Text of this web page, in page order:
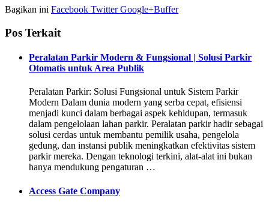
Bagikan ini Facebook TwitterGoogle+Buffer
Pos Terkait
Peralatan Parkir Modern & Fungsional | Solusi Parkir
Otomatis untuk Area Publik
Peralatan Parkir: Solusi Fungsional untuk Sistem Parkir
Modern Dalam dunia modern yang serba cepat, efisiensi
menjadi kunci dalam berbagai aspek kehidupan, termasuk
dalam pengelolaan lahan parkir. Peralatan parkir hadir sebagai
solusi cerdas untuk membantu pemilik usaha, pengelola
gedung, dan instansi publik meningkatkan efektivitas sistem
parkir mereka. Dengan teknologi terkini, alat-alat ini bukan
hanya mendukung pengaturan …
Access Gate Company